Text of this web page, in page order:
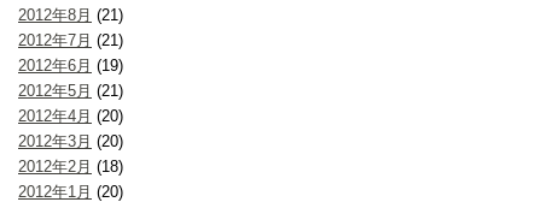
2012年8月 (21)
2012年7月 (21)
2012年6月 (19)
2012年5月 (21)
2012年4月 (20)
2012年3月 (20)
2012年2月 (18)
2012年1月 (20)